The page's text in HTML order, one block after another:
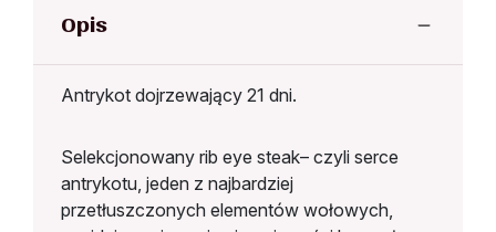
Opis
Antrykot dojrzewający 21 dni.
Selekcjonowany rib eye steak– czyli serce
antrykotu, jeden z najbardziej
przetłuszczonych elementów wołowych,